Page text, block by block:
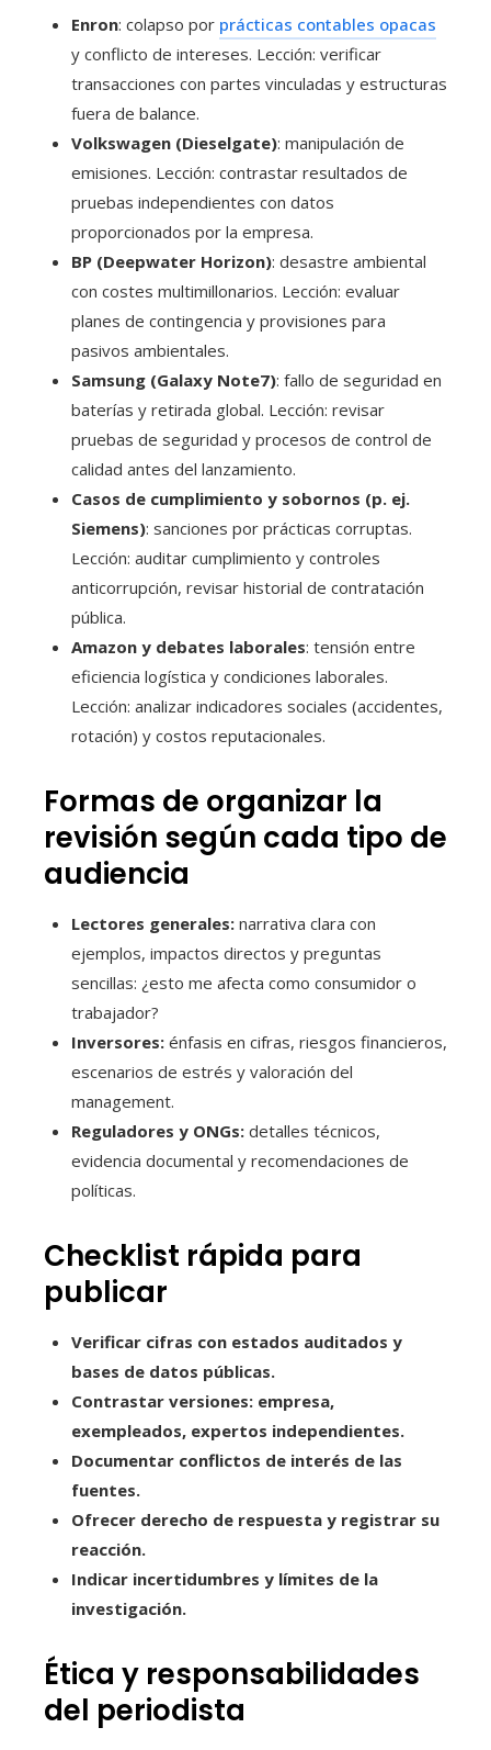
Enron: colapso por prácticas contables opacas
y conflicto de intereses. Lección: verificar
transacciones con partes vinculadas y estructuras
fuera de balance.
Volkswagen (Dieselgate): manipulación de
emisiones. Lección: contrastar resultados de
pruebas independientes con datos
proporcionados por la empresa.
BP (Deepwater Horizon): desastre ambiental
con costes multimillonarios. Lección: evaluar
planes de contingencia y provisiones para
pasivos ambientales.
Samsung (Galaxy Note7): fallo de seguridad en
baterías y retirada global. Lección: revisar
pruebas de seguridad y procesos de control de
calidad antes del lanzamiento.
Casos de cumplimiento y sobornos (p. ej.
Siemens): sanciones por prácticas corruptas.
Lección: auditar cumplimiento y controles
anticorrupción, revisar historial de contratación
pública.
Amazon y debates laborales: tensión entre
eficiencia logística y condiciones laborales.
Lección: analizar indicadores sociales (accidentes,
rotación) y costos reputacionales.
Formas de organizar la
revisión según cada tipo de
audiencia
Lectores generales: narrativa clara con
ejemplos, impactos directos y preguntas
sencillas: ¿esto me afecta como consumidor o
trabajador?
Inversores: énfasis en cifras, riesgos financieros,
escenarios de estrés y valoración del
management.
Reguladores y ONGs: detalles técnicos,
evidencia documental y recomendaciones de
políticas.
Checklist rápida para
publicar
Verificar cifras con estados auditados y
bases de datos públicas.
Contrastar versiones: empresa,
exempleados, expertos independientes.
Documentar conflictos de interés de las
fuentes.
Ofrecer derecho de respuesta y registrar su
reacción.
Indicar incertidumbres y límites de la
investigación.
Ética y responsabilidades
del periodista